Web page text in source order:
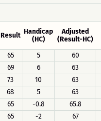
Result Handicap
(HC)
Adjusted
(Result-HC)
65 5 60
69 6 63
73 10 63
68 5 63
65 -0.8 65.8
65 -2 67